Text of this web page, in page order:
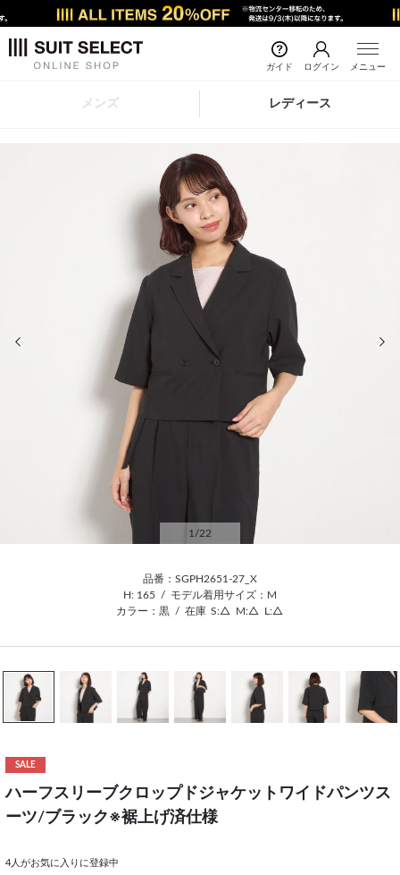
ガイド ログイン メニュー
メンズ レディース
1 /22
品番：SGPH2651-27_X
H: 165
/ モデル着用サイズ：M
カラー：黒 / 在庫 S:△ M:△ L:△
SALE
ハーフスリーブクロップドジャケットワイドパンツス
ーツ/ブラック※裾上げ済仕様
4 人がお気に入りに登録中